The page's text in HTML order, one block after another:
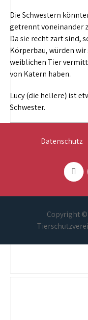
Die Schwestern
getrennt voneinander
Da sie recht zart sind,
Körperbau, würden
weiblichen Tier
von Katern haben.
Lucy (die hellere) ist
Schwester.
Datenschutz
Copyright